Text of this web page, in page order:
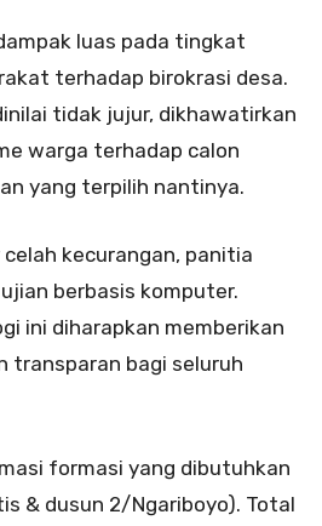
luas pada tingkat
terhadap birokrasi desa.
tidak jujur, dikhawatirkan
warga terhadap calon
yang terpilih nantinya.
kecurangan, panitia
berbasis komputer.
ini diharapkan memberikan
transparan bagi seluruh
formasi yang dibutuhkan
& dusun 2/Ngariboyo). Total